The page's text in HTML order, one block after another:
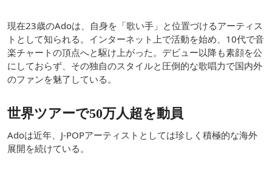
現在23歳のAdoは、自身を「歌い手」と位置づけるアーティス
トとして知られる。インターネット上で活動を始め、10代で音
楽チャートの頂点へと駆け上がった。デビュー以降も素顔を公
にしておらず、その独自のスタイルと圧倒的な歌唱力で国内外
のファンを魅了している。
世界ツアーで50万人超を動員
Adoは近年、J-POPアーティストとしては珍しく積極的な海外
展開を続けている。